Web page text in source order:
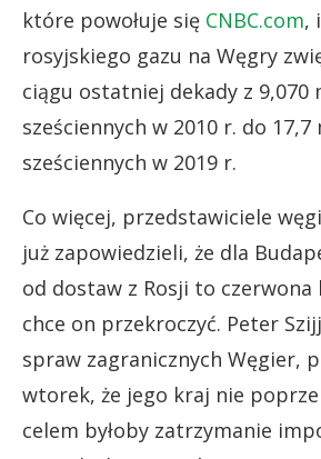
które powołuje się CNBC.com,
rosyjskiego gazu na Węgry
ciągu ostatniej dekady z
sześciennych w 2010 r. do
sześciennych w 2019 r.
Co więcej, przedstawiciele
już zapowiedzieli, że dla
od dostaw z Rosji to
chce on przekroczyć. Peter
spraw zagranicznych Węgier,
wtorek, że jego kraj nie
celem byłoby zatrzymanie